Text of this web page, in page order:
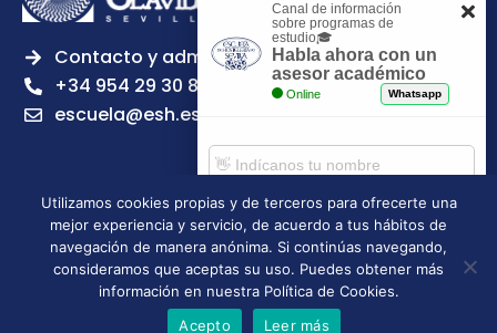
Contacto y admisiones
+34 954 29 30 81
escuela@esh.es
Aviso legal Política de Privacidad
Política de Cookies
Política de calidad
Tablón de anuncios
Escuela Superior de Hostelería de Sevilla | 2026 | Todos los
derechos reservados
Utilizamos cookies propias y de terceros para ofrecerte una
mejor experiencia y servicio, de acuerdo a tus hábitos de
navegación de manera anónima. Si continúas navegando,
consideramos que aceptas su uso. Puedes obtener más
información en nuestra Política de Cookies.
Acepto
Leer más
Canal de información
sobre programas de
estudio🎓
Habla ahora con un
asesor académico
Online Whatsapp
Comenzar chat